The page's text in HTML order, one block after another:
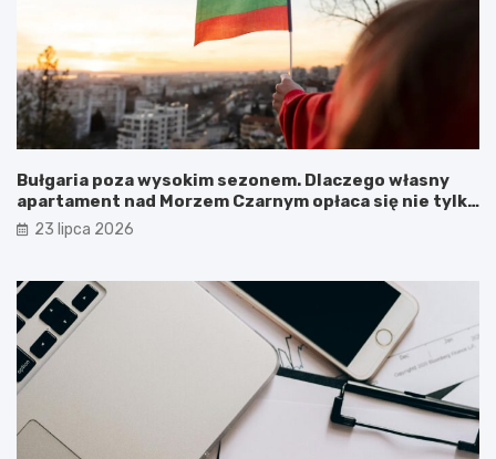
Bułgaria poza wysokim sezonem. Dlaczego własny
apartament nad Morzem Czarnym opłaca się nie tylko
latem?
23 lipca 2026